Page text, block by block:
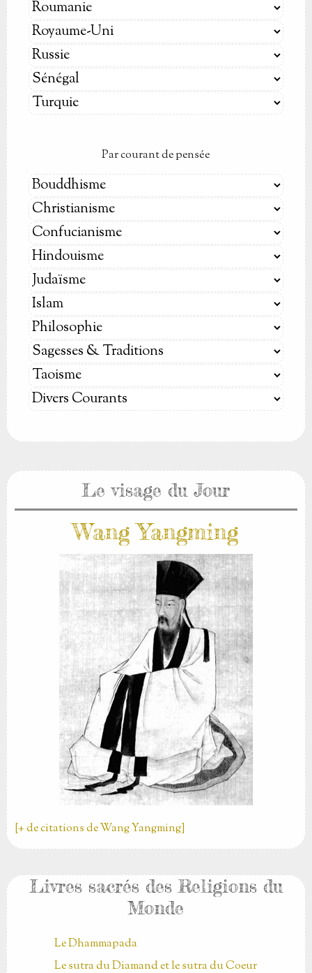
Par courant de pensée
Le visage du Jour
Wang Yangming
[+ de citations de Wang Yangming]
Livres sacrés des Religions du
Monde
Le Dhammapada
Le sutra du Diamand et le sutra du Coeur